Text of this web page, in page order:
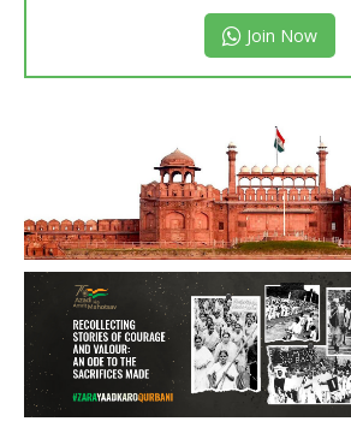
Join Now